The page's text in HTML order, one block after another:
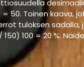
= 50. Toinen kaava,
tuloksen
100 = 20 %.